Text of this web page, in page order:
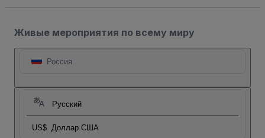
Живые мероприятия по всему миру
Россия
Русский
US$ Доллар США